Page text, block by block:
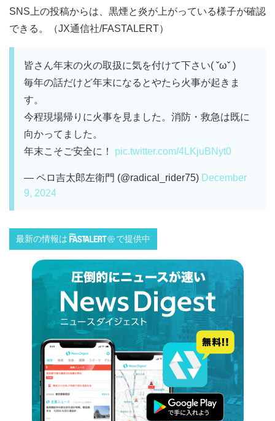
SNS上の投稿からは、黒煙と炎が上がっている様子が確認
できる。（JX通信社/FASTALERT）
皆さん年末の火の取扱に気を付けて下さい( ˇωˇ )
毎年の話だけど年末になるとやたら火事が起きま
す。
今程現場帰りに火事を見ました。消防・救急は既に
向かってました。
年末こそご安全に！ pic.twitter.com/4LKjuBNyt0
— ペロ吉太郎左衛門 (@radical_rider75) December
9, 2024
最新の情報は で提供中